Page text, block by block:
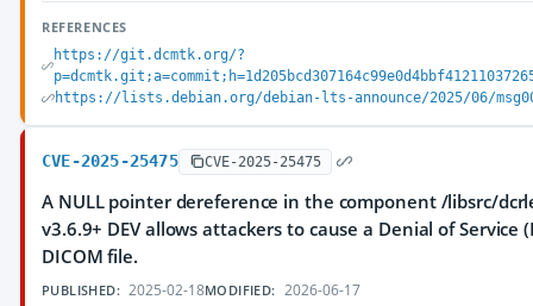
REFERENCES
https://git.dcmtk.org/?
https://lists.debian.org/debian-lts-announce/2025/06/
CVE-2025-25475 CVE-2025-25475
A NULL pointer dereference in the component /libsrc/
v3.6.9+ DEV allows attackers to cause a Denial of Service
DICOM file.
PUBLISHED: 2025-02-18MODIFIED: 2026-06-17